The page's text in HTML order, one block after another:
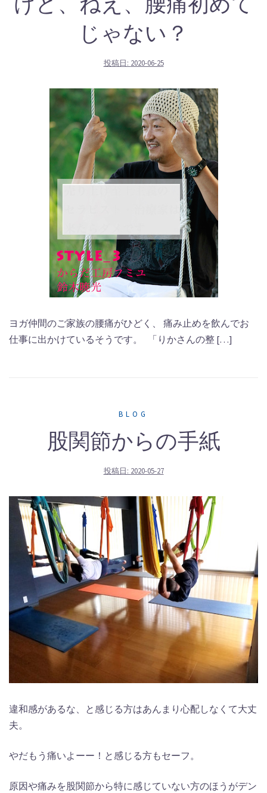
じゃない？
投稿日: 2020-06-25
ヨガ仲間のご家族の腰痛がひどく、 痛み止めを飲んでお
仕事に出かけているそうです。 「りかさんの整 […]
BLOG
股関節からの手紙
投稿日: 2020-05-27
違和感があるな、と感じる方はあんまり心配しなくて大丈
夫。
やだもう痛いよーー！と感じる方もセーフ。
原因や痛みを股関節から特に感じていない方のほうがデン